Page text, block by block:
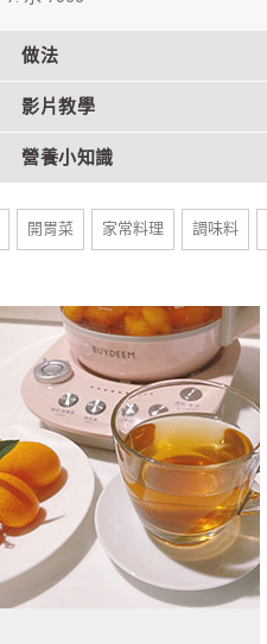
做法
影片教學
營養小知識
開胃菜 家常料理 調味料